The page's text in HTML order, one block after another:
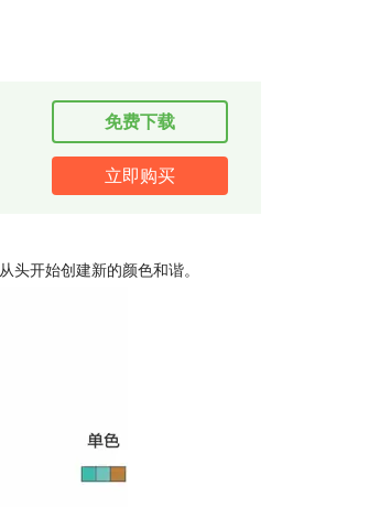
免费下载
立即购买
头开始创建新的颜色和谐。